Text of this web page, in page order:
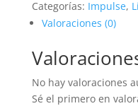
FLAT
BENCH
cantidad
Categorías: Impulse,
Valoraciones (0)
No hay valoraciones
Sé el primero en